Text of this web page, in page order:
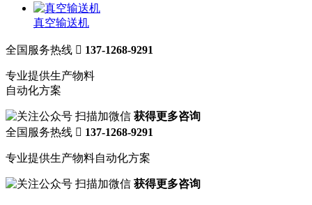
真空输送机
全国服务热线  137-1268-9291
专业提供生产物料
自动化方案
扫描加微信 获得更多咨询
全国服务热线  137-1268-9291
专业提供生产物料自动化方案
扫描加微信 获得更多咨询